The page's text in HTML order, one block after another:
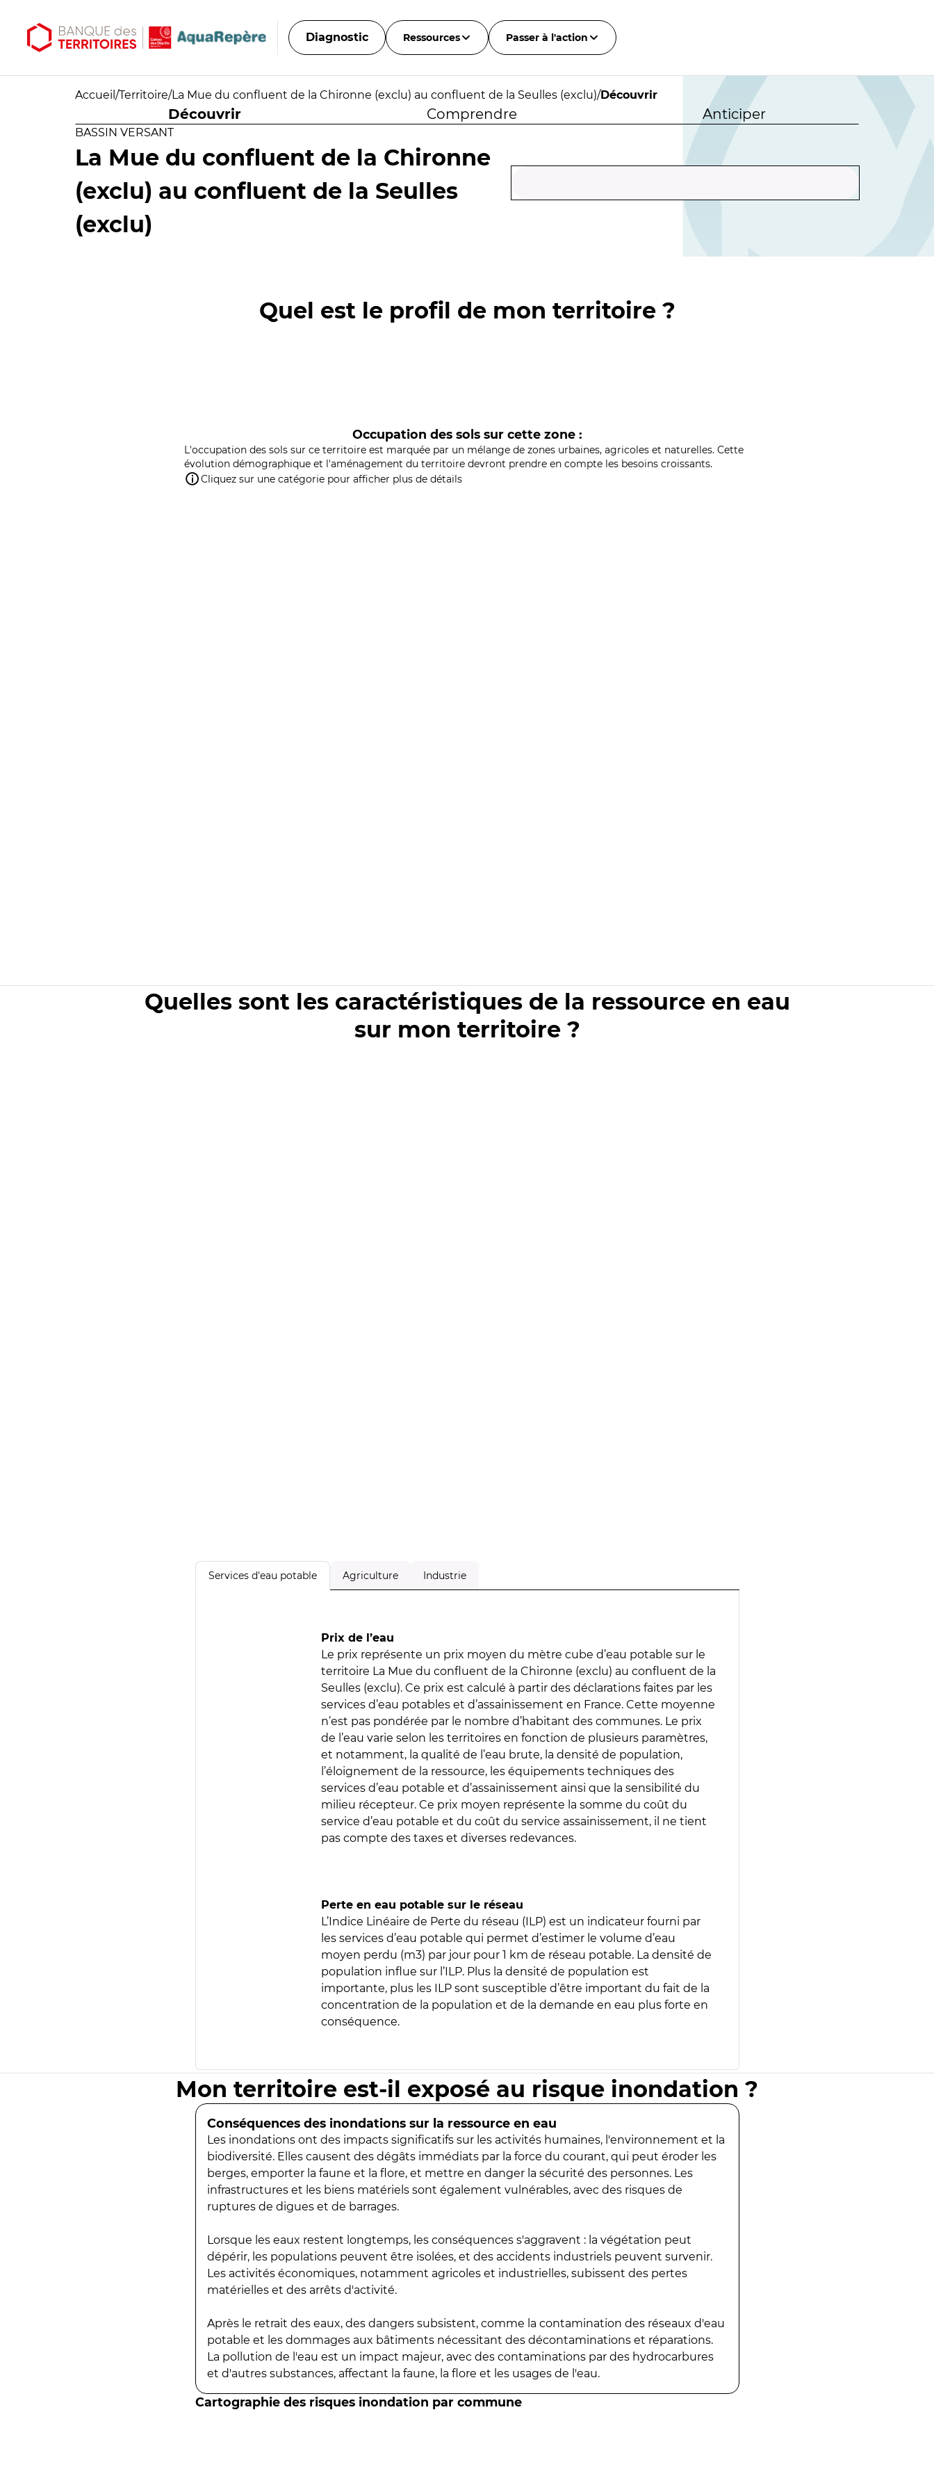
Diagnostic Ressources Passer à l'action
Accueil /Territoire/La Mue du confluent de la Chironne (exclu) au confluent de la Seulles (exclu)/Découvrir
Découvrir Comprendre Anticiper
BASSIN VERSANT
La Mue du confluent de la Chironne
(exclu) au confluent de la Seulles
(exclu)
Quel est le profil de mon territoire ?
Occupation des sols sur cette zone :
L'occupation des sols sur ce territoire est marquée par un mélange de zones urbaines, agricoles et naturelles. Cette
évolution démographique et l'aménagement du territoire devront prendre en compte les besoins croissants.
Cliquez sur une catégorie pour afficher plus de détails
Quelles sont les caractéristiques de la ressource en eau
sur mon territoire ?
Services d'eau potable Agriculture Industrie
Prix de l’eau
Le prix représente un prix moyen du mètre cube d’eau potable sur le
territoire La Mue du confluent de la Chironne (exclu) au confluent de la
Seulles (exclu). Ce prix est calculé à partir des déclarations faites par les
services d’eau potables et d’assainissement en France. Cette moyenne
n’est pas pondérée par le nombre d’habitant des communes. Le prix
de l’eau varie selon les territoires en fonction de plusieurs paramètres,
et notamment, la qualité de l’eau brute, la densité de population,
l’éloignement de la ressource, les équipements techniques des
services d’eau potable et d’assainissement ainsi que la sensibilité du
milieu récepteur. Ce prix moyen représente la somme du coût du
service d’eau potable et du coût du service assainissement, il ne tient
pas compte des taxes et diverses redevances.
Perte en eau potable sur le réseau
L’Indice Linéaire de Perte du réseau (ILP) est un indicateur fourni par
les services d’eau potable qui permet d’estimer le volume d’eau
moyen perdu (m3) par jour pour 1 km de réseau potable. La densité de
population influe sur l’ILP. Plus la densité de population est
importante, plus les ILP sont susceptible d’être important du fait de la
concentration de la population et de la demande en eau plus forte en
conséquence.
Mon territoire est-il exposé au risque inondation ?
Conséquences des inondations sur la ressource en eau
Les inondations ont des impacts significatifs sur les activités humaines, l'environnement et la
biodiversité. Elles causent des dégâts immédiats par la force du courant, qui peut éroder les
berges, emporter la faune et la flore, et mettre en danger la sécurité des personnes. Les
infrastructures et les biens matériels sont également vulnérables, avec des risques de
ruptures de digues et de barrages.
Lorsque les eaux restent longtemps, les conséquences s'aggravent : la végétation peut
dépérir, les populations peuvent être isolées, et des accidents industriels peuvent survenir.
Les activités économiques, notamment agricoles et industrielles, subissent des pertes
matérielles et des arrêts d'activité.
Après le retrait des eaux, des dangers subsistent, comme la contamination des réseaux d'eau
potable et les dommages aux bâtiments nécessitant des décontaminations et réparations.
La pollution de l'eau est un impact majeur, avec des contaminations par des hydrocarbures
et d'autres substances, affectant la faune, la flore et les usages de l'eau.
Cartographie des risques inondation par commune